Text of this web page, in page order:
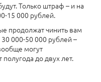
Только штраф – и на
15 000 рублей.
продолжат чинить вам
30 000-50 000 рублей –
могут
до двух лет.